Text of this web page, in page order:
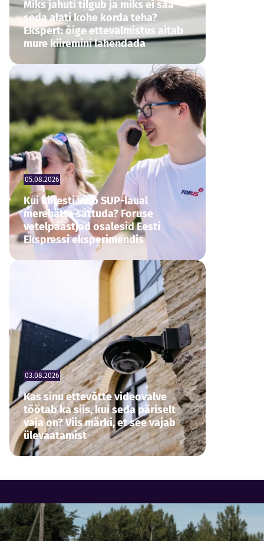
Miks jahuti tilgub ja miks ei saa
seda alati kohe korda teha?
Ekspert: õige ettevalmistus aitab
mure kiiremini lahendada
05.08.2026
Kui kiiresti võib SUP-laual
merehätta sattuda? Foruse
vetelpäästjad osalesid Eesti
Ekspressi eksperimendis
03.08.2026
Kas sinu ettevõtte videovalve
töötab ka siis, kui seda päriselt
vaja on? Viis märki, et see vajab
ülevaatamist